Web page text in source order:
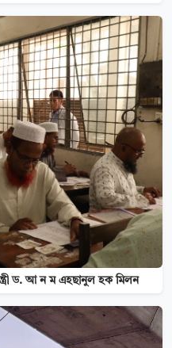
ড. আ ন ম এহছানুল হক মিলন